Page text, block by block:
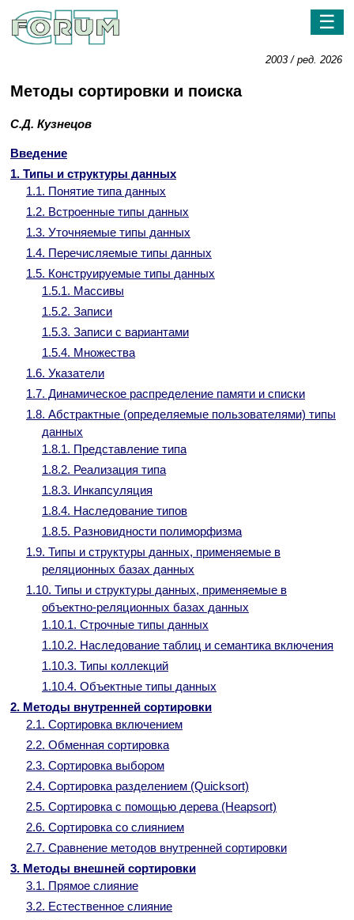
☰
2003 / ред. 2026
Методы сортировки и поиска
С.Д. Кузнецов
Введение
1. Типы и структуры данных
1.1. Понятие типа данных
1.2. Встроенные типы данных
1.3. Уточняемые типы данных
1.4. Перечисляемые типы данных
1.5. Конструируемые типы данных
1.5.1. Массивы
1.5.2. Записи
1.5.3. Записи с вариантами
1.5.4. Множества
1.6. Указатели
1.7. Динамическое распределение памяти и списки
1.8. Абстрактные (определяемые пользователями) типы
данных
1.8.1. Представление типа
1.8.2. Реализация типа
1.8.3. Инкапсуляция
1.8.4. Наследование типов
1.8.5. Разновидности полиморфизма
1.9. Типы и структуры данных, применяемые в
реляционных базах данных
1.10. Типы и структуры данных, применяемые в
объектно-реляционных базах данных
1.10.1. Строчные типы данных
1.10.2. Наследование таблиц и семантика включения
1.10.3. Типы коллекций
1.10.4. Объектные типы данных
2. Методы внутренней сортировки
2.1. Сортировка включением
2.2. Обменная сортировка
2.3. Сортировка выбором
2.4. Сортировка разделением (Quicksort)
2.5. Сортировка с помощью дерева (Heapsort)
2.6. Сортировка со слиянием
2.7. Сравнение методов внутренней сортировки
3. Методы внешней сортировки
3.1. Прямое слияние
3.2. Естественное слияние